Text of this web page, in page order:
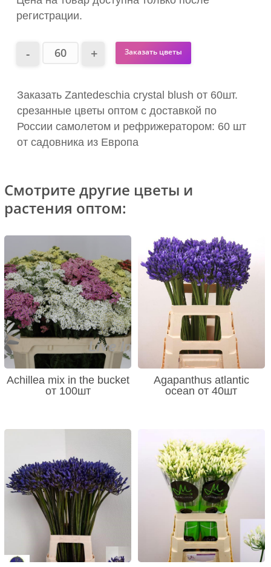
регистрации.
Заказать цветы
Заказать Zantedeschia crystal blush от 60шт.
срезанные цветы оптом с доставкой по
России самолетом и рефрижератором: 60 шт
от садовника из Европа
Смотрите другие цветы и
растения оптом:
Achillea mix in the bucket
от 100шт
Agapanthus atlantic
ocean от 40шт